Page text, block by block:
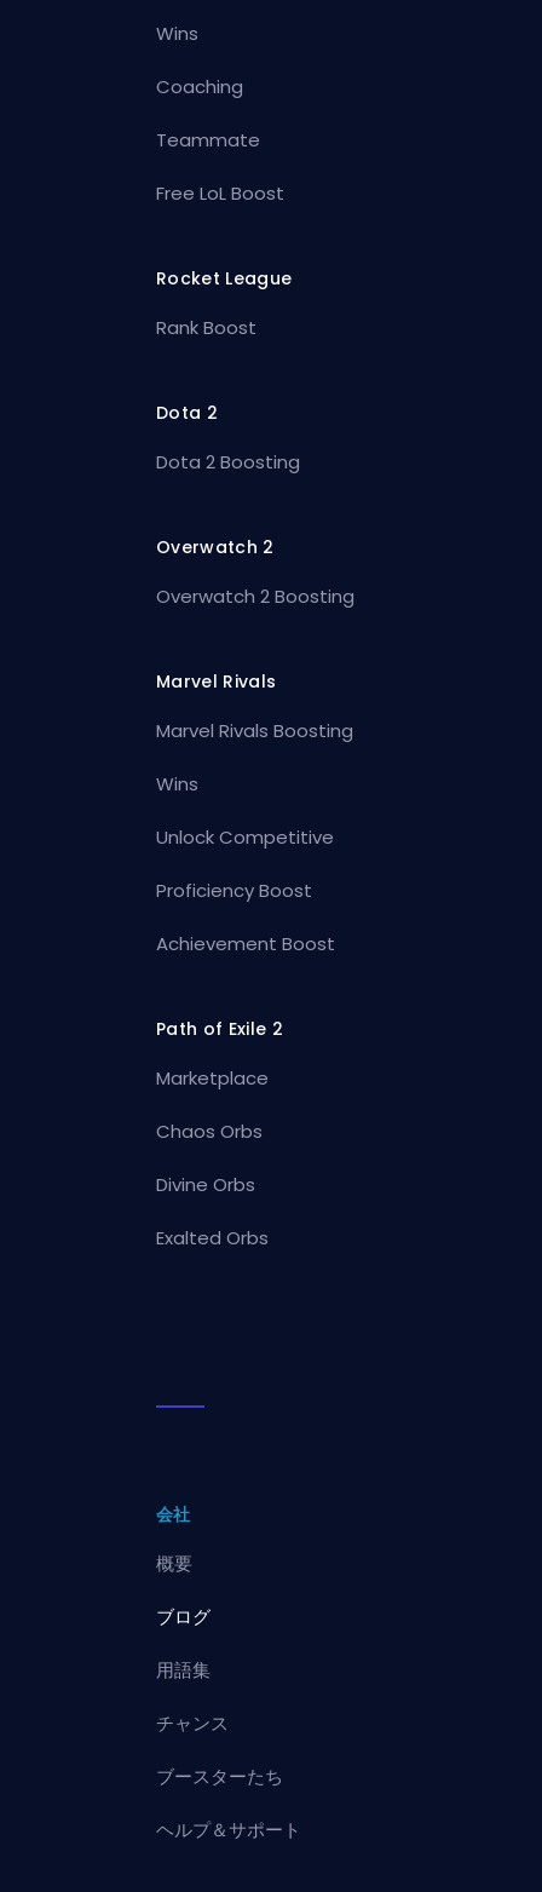
Wins
Coaching
Teammate
Free LoL Boost
Rocket League
Rank Boost
Dota 2
Dota 2 Boosting
Overwatch 2
Overwatch 2 Boosting
Marvel Rivals
Marvel Rivals Boosting
Wins
Unlock Competitive
Proficiency Boost
Achievement Boost
Path of Exile 2
Marketplace
Chaos Orbs
Divine Orbs
Exalted Orbs
会社
概要
ブログ
用語集
チャンス
ブースターたち
ヘルプ＆サポート